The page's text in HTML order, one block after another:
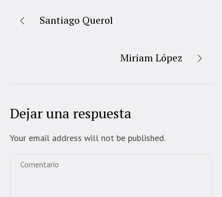
Santiago Querol
Miriam López
Dejar una respuesta
Your email address will not be published.